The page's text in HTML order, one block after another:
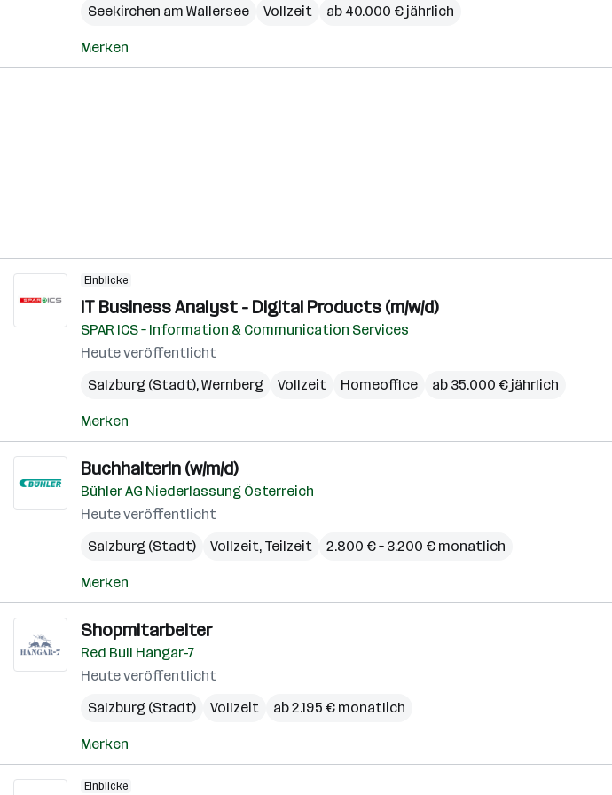
Seekirchen am Wallersee
Vollzeit ab 40.000 € jährlich
Merken
Einblicke
IT Business Analyst - Digital Products (m/w/d)
SPAR ICS – Information & Communication Services
Heute veröffentlicht
Salzburg (Stadt),Wernberg Vollzeit Homeoffice ab 35.000 € jährlich
Merken
BuchhalterIn (w/m/d)
Bühler AG Niederlassung Österreich
Heute veröffentlicht
Salzburg (Stadt)
Vollzeit, Teilzeit 2.800 € – 3.200 € monatlich
Merken
Shopmitarbeiter
Red Bull Hangar-7
Heute veröffentlicht
Salzburg (Stadt)
Vollzeit ab 2.195 € monatlich
Merken
Einblicke